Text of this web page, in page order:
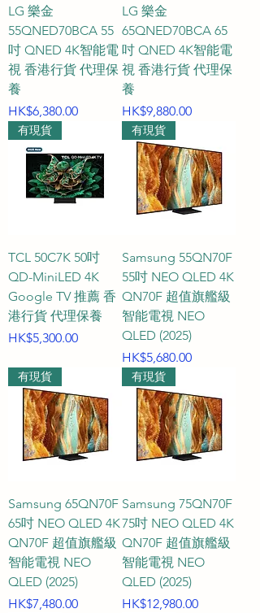
極致精準的分區控光，大幅減少傳
統電視的畫面光暈；而 Mini LED
RGB 則更進一步，結合了三原色獨
立控光技術，使色彩層次更加鮮豔
飽滿。
* **合用環境**：這兩款高階技術擁
有極強的抗光表現與超高動態範圍
（HDR）。非常適合安裝在**光線
充足的大客廳、擁有落地大玻璃窗
簾，畫面依然清晰銳利。同時，其
深邃的純黑表現也極其適合用於**
私人家居影音室或臥室**，在全黑
或微光環境下能營造出媲美電影院
的沉浸感。
#### Q2：我該如何根據「觀看距
離」來挑選電視的「大約尺吋」？
A2：為了達到最舒適的視野覆蓋與
離，來規劃電視的大約尺吋：
* **觀看距離 約 1.2米 - 1.5米**：建
議挑選 **43吋 至 50吋** 的大約尺
吋，非常適合臥室、書房或精緻的
LG 樂金
55QNED70BCA 55
吋 QNED 4K智能電
視 香港行貨 代理保
養
價格
HK$6,380.00
LG 樂金
65QNED70BCA 65
吋 QNED 4K智能電
視 香港行貨 代理保
養
價格
HK$9,880.00
有現貨
TCL 50C7K 50吋
QD-MiniLED 4K
Google TV 推薦 香
港行貨 代理保養
價格
HK$5,300.00
有現貨
Samsung 55QN70F
55吋 NEO QLED 4K
QN70F 超值旗艦級
智能電視 NEO
QLED (2025)
價格
HK$5,680.00
有現貨
Samsung 65QN70F
65吋 NEO QLED 4K
QN70F 超值旗艦級
智能電視 NEO
QLED (2025)
價格
HK$7,480.00
有現貨
Samsung 75QN70F
75吋 NEO QLED 4K
QN70F 超值旗艦級
智能電視 NEO
QLED (2025)
價格
HK$12,980.00